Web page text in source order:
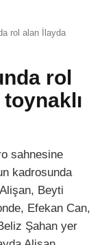
rol alan İlayda
rol
sahnesine
kadrosunda
Beyti
Efekan Can,
Şahan yer